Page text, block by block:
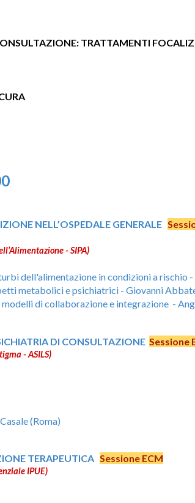
TRATTAMENTI
NELL’OSPEDALE GENERALE
- SIPA)
dell'alimentazione in condizioni a rischio
metabolici e psichiatrici - Giovanni
di collaborazione e integrazione -
DI CONSULTAZIONE Sessione
- ASILS)
(Roma)
TERAPEUTICA Sessione ECM
IPUE)